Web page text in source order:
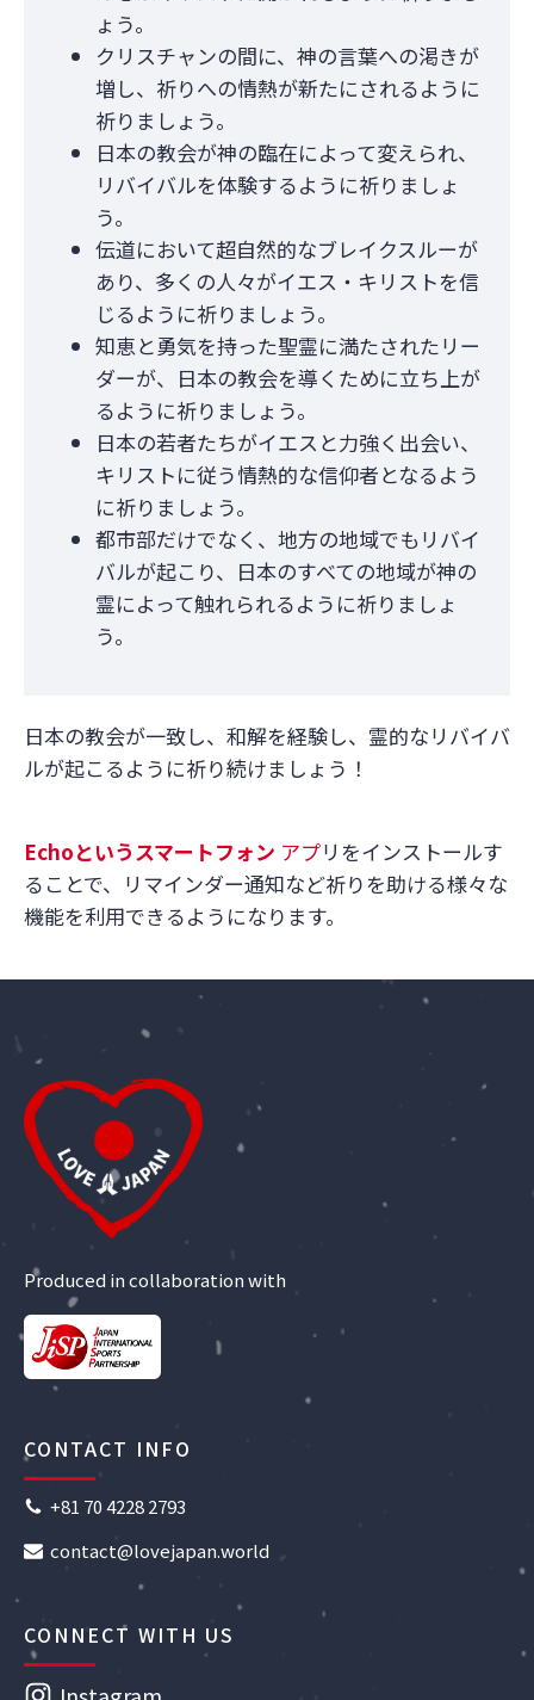
ょう。
クリスチャンの間に、神の言葉への渇きが
増し、祈りへの情熱が新たにされるように
祈りましょう。
日本の教会が神の臨在によって変えられ、
リバイバルを体験するように祈りましょ
う。
伝道において超自然的なブレイクスルーが
あり、多くの人々がイエス・キリストを信
じるように祈りましょう。
知恵と勇気を持った聖霊に満たされたリー
ダーが、日本の教会を導くために立ち上が
るように祈りましょう。
日本の若者たちがイエスと力強く出会い、
キリストに従う情熱的な信仰者となるよう
に祈りましょう。
都市部だけでなく、地方の地域でもリバイ
バルが起こり、日本のすべての地域が神の
霊によって触れられるように祈りましょ
う。
日本の教会が一致し、和解を経験し、霊的なリバイバ
ルが起こるように祈り続けましょう！
Echoというスマートフォン アプリをインストールす
ることで、リマインダー通知など祈りを助ける様々な
機能を利用できるようになります。
Produced in collaboration with
CONTACT INFO
+81 70 4228 2793
contact@lovejapan.world
CONNECT WITH US